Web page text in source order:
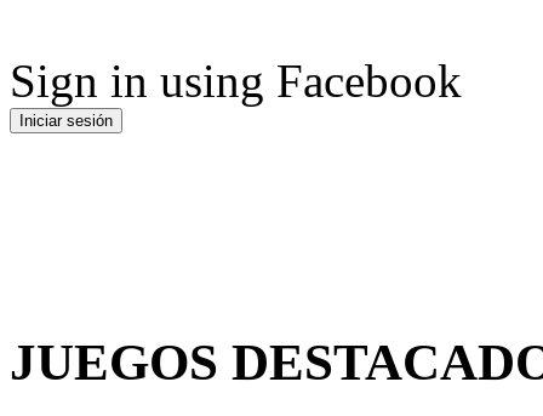
Sign in using Facebook
JUEGOS